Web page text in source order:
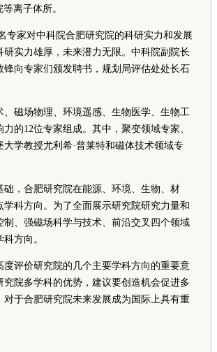
离子体所。
专家对中科院合肥研究院的科研实力和发展
实力雄厚，未来潜力无限。中科院副院长
向专家们颁发聘书，规划局评估处处长石
磁场物理、环境遥感、生物医学、生物工
的12位专家组成。其中，聚变领域专家、
学教授尤利希·普莱特和磁体技术领域专
，合肥研究院在能源、环境、生物、材
科方向。为了全面展示研究院研究力量和
、强磁场科学与技术、前沿交叉四个领域
方向。
评价研究院的几个主要学科方向的重要意
院多学科的优势，建议要创造机会促进多
于合肥研究院未来发展成为国际上具有重